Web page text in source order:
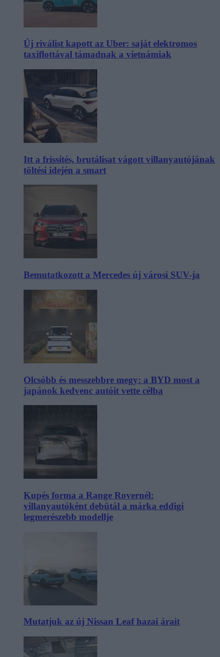
Új riválist kapott az Uber: saját elektromos
taxiflottával támadnak a vietnámiak
Itt a frissítés, brutálisat vágott villanyautójának
töltési idején a smart
Bemutatkozott a Mercedes új városi SUV-ja
Olcsóbb és messzebbre megy: a BYD most a
japánok kedvenc autóit vette célba
Kupés forma a Range Rovernél:
villanyautóként debütál a márka eddigi
legmerészebb modellje
Mutatjuk az új Nissan Leaf hazai árait